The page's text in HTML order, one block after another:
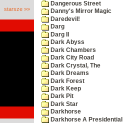
starsze »»
Dangerous Street
Danny's Mirror Magic
Daredevil!
Darg
Darg II
Dark Abyss
Dark Chambers
Dark City Road
Dark Crystal, The
Dark Dreams
Dark Forest
Dark Keep
Dark Pit
Dark Star
Darkhorse
Darkhorse A